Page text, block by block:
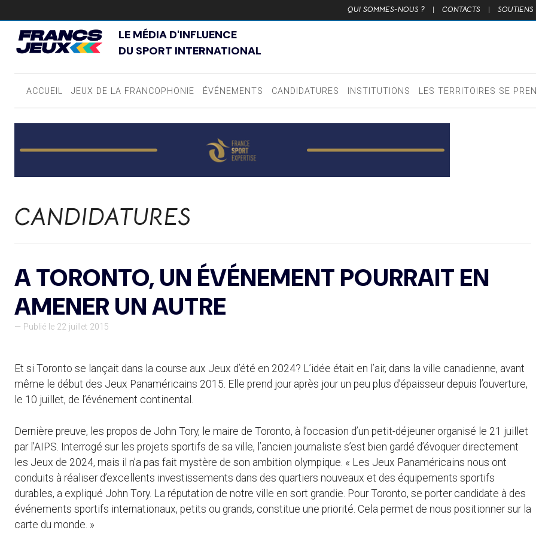
QUI SOMMES-NOUS ? | CONTACTS | SOUTIENS
LE MÉDIA D'INFLUENCE
DU SPORT INTERNATIONAL
ACCUEIL JEUX DE LA FRANCOPHONIE ÉVÉNEMENTS CANDIDATURES INSTITUTIONS LES TERRITOIRES SE
CANDIDATURES
A TORONTO, UN ÉVÉNEMENT POURRAIT EN
AMENER UN AUTRE
— Publié le 22 juillet 2015
Et si Toronto se lançait dans la course aux Jeux d’été en 2024? L’idée était en l’air, dans la ville canadienne, avant
même le début des Jeux Panaméricains 2015. Elle prend jour après jour un peu plus d’épaisseur depuis l’ouverture,
le 10 juillet, de l’événement continental.
Dernière preuve, les propos de John Tory, le maire de Toronto, à l’occasion d’un petit-déjeuner organisé le 21 juillet
par l’AIPS. Interrogé sur les projets sportifs de sa ville, l’ancien journaliste s’est bien gardé d’évoquer directement
les Jeux de 2024, mais il n’a pas fait mystère de son ambition olympique. « Les Jeux Panaméricains nous ont
conduits à réaliser d’excellents investissements dans des quartiers nouveaux et des équipements sportifs
durables, a expliqué John Tory. La réputation de notre ville en sort grandie. Pour Toronto, se porter candidate à des
événements sportifs internationaux, petits ou grands, constitue une priorité. Cela permet de nous positionner sur la
carte du monde. »